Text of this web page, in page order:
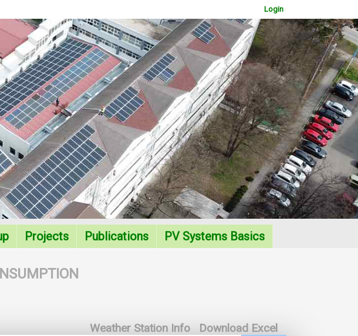
Login
WOWSlider.com
Projects Publications PV Systems Basics
Download Excel
Weather Station Info